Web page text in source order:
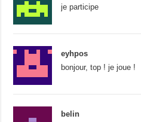
je participe
eyhpos
bonjour, top ! je joue !
belin